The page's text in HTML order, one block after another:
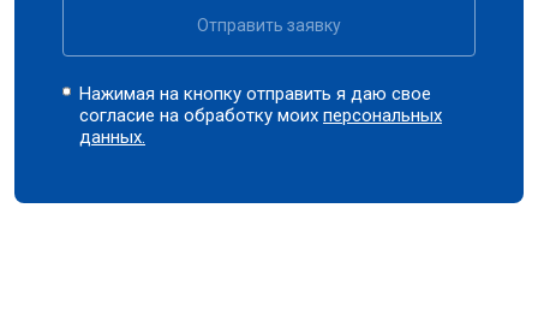
Отправить заявку
Нажимая на кнопку отправить я даю свое
согласие на обработку моихперсональных
данных.